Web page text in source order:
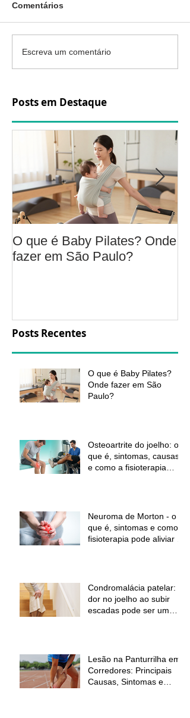
Comentários
Escreva um comentário
Posts em Destaque
O que é Baby Pilates? Onde
fazer em São Paulo?
Posts Recentes
O que é Baby Pilates?
Onde fazer em São
Paulo?
Osteoartrite do joelho: o
que é, sintomas, causas
e como a fisioterapia
Neuroma de Morton - o
que é, sintomas e como a
fisioterapia pode aliviar a
Condromalácia patelar:
dor no joelho ao subir
escadas pode ser um
Lesão na Panturrilha em
Corredores: Principais
Causas, Sintomas e